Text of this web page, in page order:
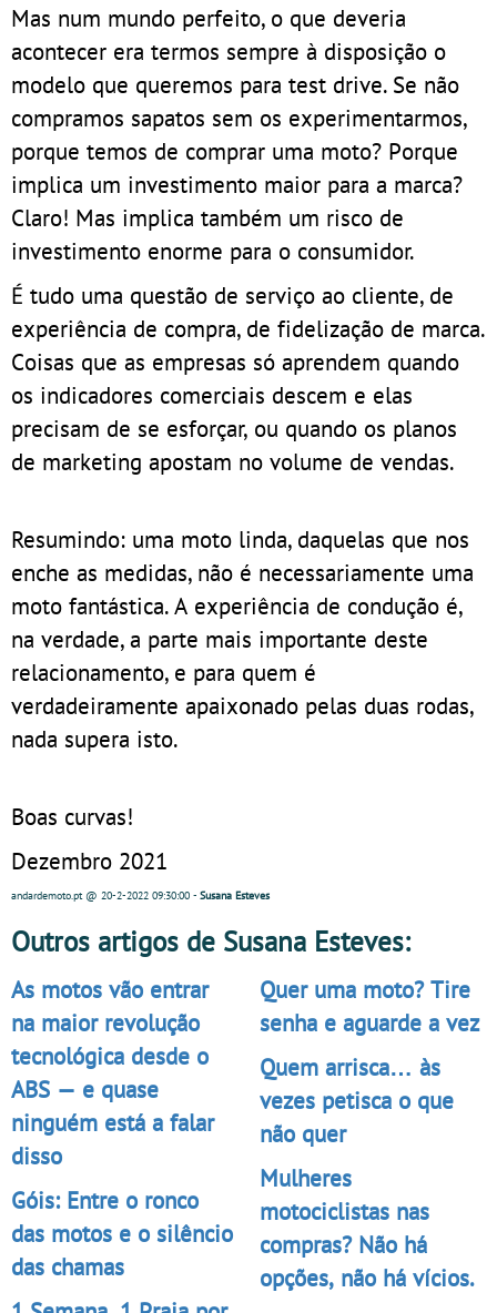
Mas num mundo perfeito, o que deveria
acontecer era termos sempre à disposição o
modelo que queremos para test drive. Se não
compramos sapatos sem os experimentarmos,
porque temos de comprar uma moto? Porque
implica um investimento maior para a marca?
Claro! Mas implica também um risco de
investimento enorme para o consumidor.
É tudo uma questão de serviço ao cliente, de
experiência de compra, de fidelização de marca.
Coisas que as empresas só aprendem quando
os indicadores comerciais descem e elas
precisam de se esforçar, ou quando os planos
de marketing apostam no volume de vendas.
Resumindo: uma moto linda, daquelas que nos
enche as medidas, não é necessariamente uma
moto fantástica. A experiência de condução é,
na verdade, a parte mais importante deste
relacionamento, e para quem é
verdadeiramente apaixonado pelas duas rodas,
nada supera isto.
Boas curvas!
Dezembro 2021
andardemoto.pt@ 20-2-2022 09:30:00 - Susana Esteves
Outros artigos de Susana Esteves:
As motos vão entrar
na maior revolução
tecnológica desde o
ABS — e quase
ninguém está a falar
disso
Góis: Entre o ronco
das motos e o silêncio
das chamas
Quer uma moto? Tire
senha e aguarde a vez
Quem arrisca… às
vezes petisca o que
não quer
Mulheres
motociclistas nas
compras? Não há
opções, não há vícios.